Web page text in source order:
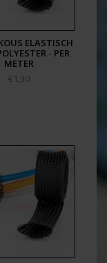
ELASTISCH
- PER
METER
€1,30